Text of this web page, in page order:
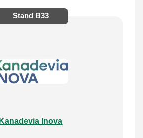
Stand B33
Kanadevia Inova